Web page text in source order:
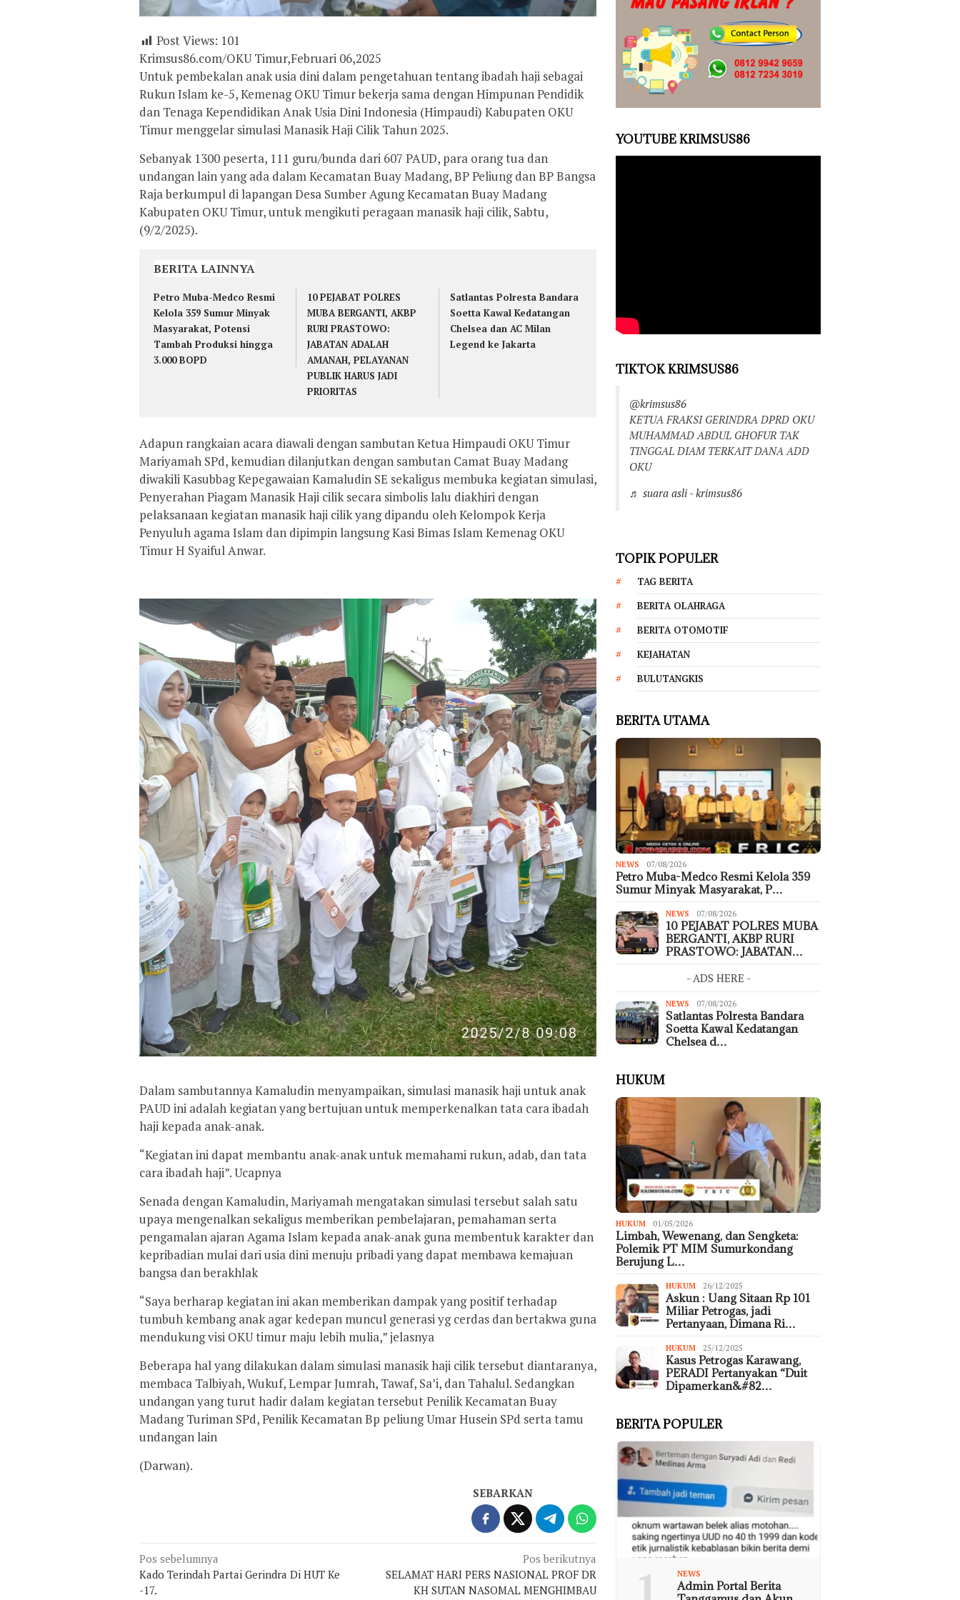
Post Views: 101
Krimsus86.com/OKU Timur,Februari 06,2025
Untuk pembekalan anak usia dini dalam pengetahuan tentang ibadah haji sebagai
Rukun Islam ke-5, Kemenag OKU Timur bekerja sama dengan Himpunan Pendidik
dan Tenaga Kependidikan Anak Usia Dini Indonesia (Himpaudi) Kabupaten OKU
Timur menggelar simulasi Manasik Haji Cilik Tahun 2025.
Sebanyak 1300 peserta, 111 guru/bunda dari 607 PAUD, para orang tua dan
undangan lain yang ada dalam Kecamatan Buay Madang, BP Peliung dan BP Bangsa
Raja berkumpul di lapangan Desa Sumber Agung Kecamatan Buay Madang
Kabupaten OKU Timur, untuk mengikuti peragaan manasik haji cilik, Sabtu,
(9/2/2025).
BERITA LAINNYA
Petro Muba-Medco Resmi
Kelola 359 Sumur Minyak
Masyarakat, Potensi
Tambah Produksi hingga
3.000 BOPD
10 PEJABAT POLRES
MUBA BERGANTI, AKBP
RURI PRASTOWO:
JABATAN ADALAH
AMANAH, PELAYANAN
PUBLIK HARUS JADI
PRIORITAS
Satlantas Polresta Bandara
Soetta Kawal Kedatangan
Chelsea dan AC Milan
Legend ke Jakarta
Adapun rangkaian acara diawali dengan sambutan Ketua Himpaudi OKU Timur
Mariyamah SPd, kemudian dilanjutkan dengan sambutan Camat Buay Madang
diwakili Kasubbag Kepegawaian Kamaludin SE sekaligus membuka kegiatan simulasi,
Penyerahan Piagam Manasik Haji cilik secara simbolis lalu diakhiri dengan
pelaksanaan kegiatan manasik haji cilik yang dipandu oleh Kelompok Kerja
Penyuluh agama Islam dan dipimpin langsung Kasi Bimas Islam Kemenag OKU
Timur H Syaiful Anwar.
Dalam sambutannya Kamaludin menyampaikan, simulasi manasik haji untuk anak
PAUD ini adalah kegiatan yang bertujuan untuk memperkenalkan tata cara ibadah
haji kepada anak-anak.
“Kegiatan ini dapat membantu anak-anak untuk memahami rukun, adab, dan tata
cara ibadah haji”. Ucapnya
Senada dengan Kamaludin, Mariyamah mengatakan simulasi tersebut salah satu
upaya mengenalkan sekaligus memberikan pembelajaran, pemahaman serta
pengamalan ajaran Agama Islam kepada anak-anak guna membentuk karakter dan
kepribadian mulai dari usia dini menuju pribadi yang dapat membawa kemajuan
bangsa dan berakhlak
“Saya berharap kegiatan ini akan memberikan dampak yang positif terhadap
tumbuh kembang anak agar kedepan muncul generasi yg cerdas dan bertakwa guna
mendukung visi OKU timur maju lebih mulia,” jelasnya
Beberapa hal yang dilakukan dalam simulasi manasik haji cilik tersebut diantaranya,
membaca Talbiyah, Wukuf, Lempar Jumrah, Tawaf, Sa’i, dan Tahalul. Sedangkan
undangan yang turut hadir dalam kegiatan tersebut Penilik Kecamatan Buay
Madang Turiman SPd, Penilik Kecamatan Bp peliung Umar Husein SPd serta tamu
undangan lain
(Darwan).
SEBARKAN
Navigasi
pos
Pos sebelumnya
Kado Terindah Partai Gerindra Di HUT Ke
-17.
Pos berikutnya
SELAMAT HARI PERS NASIONAL PROF DR
KH SUTAN NASOMAL MENGHIMBAU
YOUTUBE KRIMSUS86
TIKTOK KRIMSUS86
@krimsus86
KETUA FRAKSI GERINDRA DPRD OKU
MUHAMMAD ABDUL GHOFUR TAK
TINGGAL DIAM TERKAIT DANA ADD
OKU
♬ suara asli - krimsus86
TOPIK POPULER
TAG BERITA
BERITA OLAHRAGA
BERITA OTOMOTIF
KEJAHATAN
BULUTANGKIS
BERITA UTAMA
NEWS 07/08/2026
Petro Muba-Medco Resmi Kelola 359
Sumur Minyak Masyarakat, P…
NEWS 07/08/2026
10 PEJABAT POLRES MUBA
BERGANTI, AKBP RURI
PRASTOWO: JABATAN…
- ADS HERE -
NEWS 07/08/2026
Satlantas Polresta Bandara
Soetta Kawal Kedatangan
Chelsea d…
HUKUM
HUKUM 01/05/2026
Limbah, Wewenang, dan Sengketa:
Polemik PT MIM Sumurkondang
Berujung L…
HUKUM 26/12/2025
Askun : Uang Sitaan Rp 101
Miliar Petrogas, jadi
Pertanyaan, Dimana Ri…
HUKUM 25/12/2025
Kasus Petrogas Karawang,
PERADI Pertanyakan “Duit
Dipamerkan&#82…
BERITA POPULER
NEWS
Admin Portal Berita